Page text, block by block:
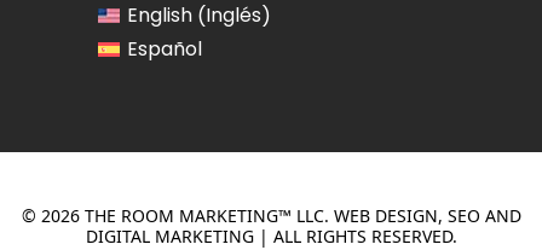
English (Inglés)
Español
© 2026 THE ROOM MARKETING™ LLC. WEB DESIGN, SEO AND
DIGITAL MARKETING | ALL RIGHTS RESERVED.